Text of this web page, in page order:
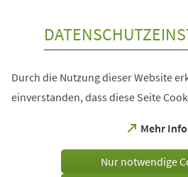
Durch die Nutzung dieser Website
einverstanden, dass diese Seite
Mehr
(Öffnet
einem
Nur notwendige